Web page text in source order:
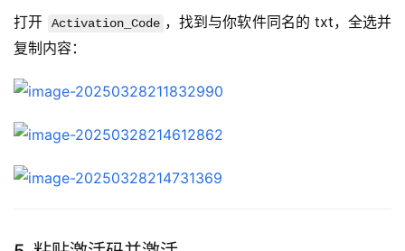
打开 Activation_Code ，找到与你软件同名的 txt，全选并
复制内容：